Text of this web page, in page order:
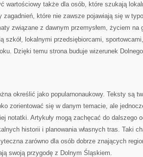
wartościowy także dla osób, które szukają
zagadnień, które nie zawsze pojawiają się w
związane z dawnym przemysłem, życiem na
szkół, lokalnymi przedsiębiorcami,
Dzięki temu strona buduje wizerunek
określić jako popularnonaukowy. Teksty są
zorientować się w danym temacie, ale
notatki. Artykuły mogą zachęcać do dalszego
historii i planowania własnych tras. Taki
zarówno dla osób dobrze znających
swoją przygodę z Dolnym Śląskiem.